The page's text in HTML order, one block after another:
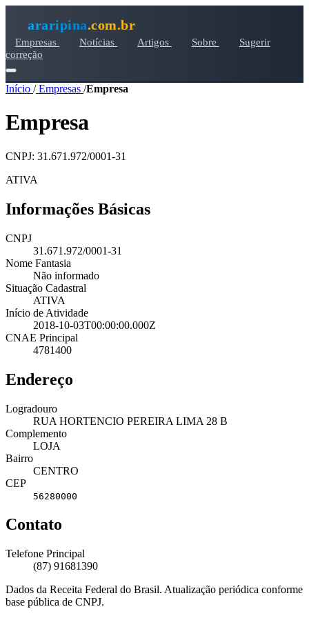
araripina.com.br
Empresas Notícias Artigos Sobre
Sugerir
correção
Início /Empresas /Empresa
Empresa
CNPJ: 31.671.972/0001-31
ATIVA
Informações Básicas
CNPJ
31.671.972/0001-31
Nome Fantasia
Não informado
Situação Cadastral
ATIVA
Início de Atividade
2018-10-03T00:00:00.000Z
CNAE Principal
4781400
Endereço
Logradouro
RUA HORTENCIO PEREIRA LIMA 28 B
Complemento
LOJA
Bairro
CENTRO
CEP
56280000
Contato
Telefone Principal
(87) 91681390
Dados da Receita Federal do Brasil. Atualização periódica conforme
base pública de CNPJ.